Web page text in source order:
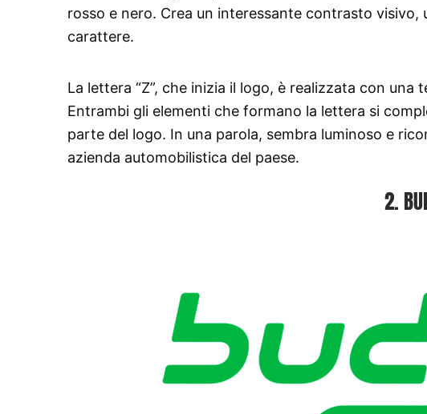
rosso e nero. Crea un interessante contrasto
carattere.
La lettera “Z”, che inizia il logo, è realizzata con
Entrambi gli elementi che formano la lettera si
parte del logo. In una parola, sembra luminoso e
azienda automobilistica del paese.
2.